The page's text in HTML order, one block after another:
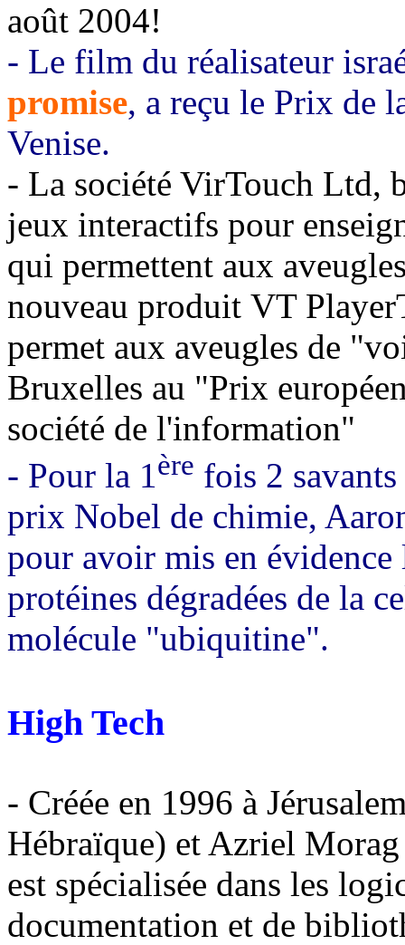
août 2004!
- Le film du réalisateur
promise, a reçu le Prix de
Venise.
- La société VirTouch Ltd,
jeux interactifs pour
qui permettent aux
nouveau produit VT
permet aux aveugles de
Bruxelles au "Prix
société de l'information"
- Pour la 1ère fois 2
prix Nobel de chimie,
pour avoir mis en
protéines dégradées de la
molécule "ubiquitine".
High Tech
- Créée en 1996 à
Hébraïque) et Azriel
est spécialisée dans les
documentation et de